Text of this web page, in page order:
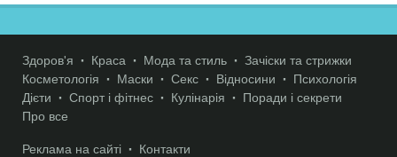
Здоров'я Краса Мода та стиль
Зачіски та стрижки
Косметологія
Маски Секс Відносини
Психологія
Дієти
Спорт і фітнес Кулінарія
Поради і секрети
Про все
Реклама на сайті Контакти